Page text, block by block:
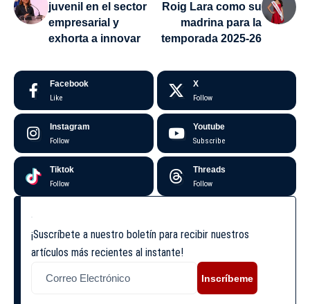
juvenil en el sector
empresarial y
exhorta a innovar
Roig Lara como su
madrina para la
temporada 2025-26
Facebook
Like
X
Follow
Instagram
Follow
Youtube
Subscribe
Tiktok
Follow
Threads
Follow
¡Suscríbete a nuestro boletín para recibir nuestros
artículos más recientes al instante!
Inscríbeme